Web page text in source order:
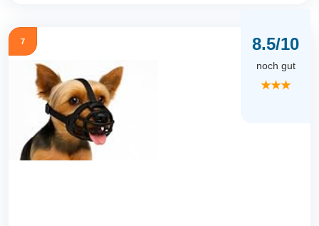
7 8.5/10
noch gut
★★★